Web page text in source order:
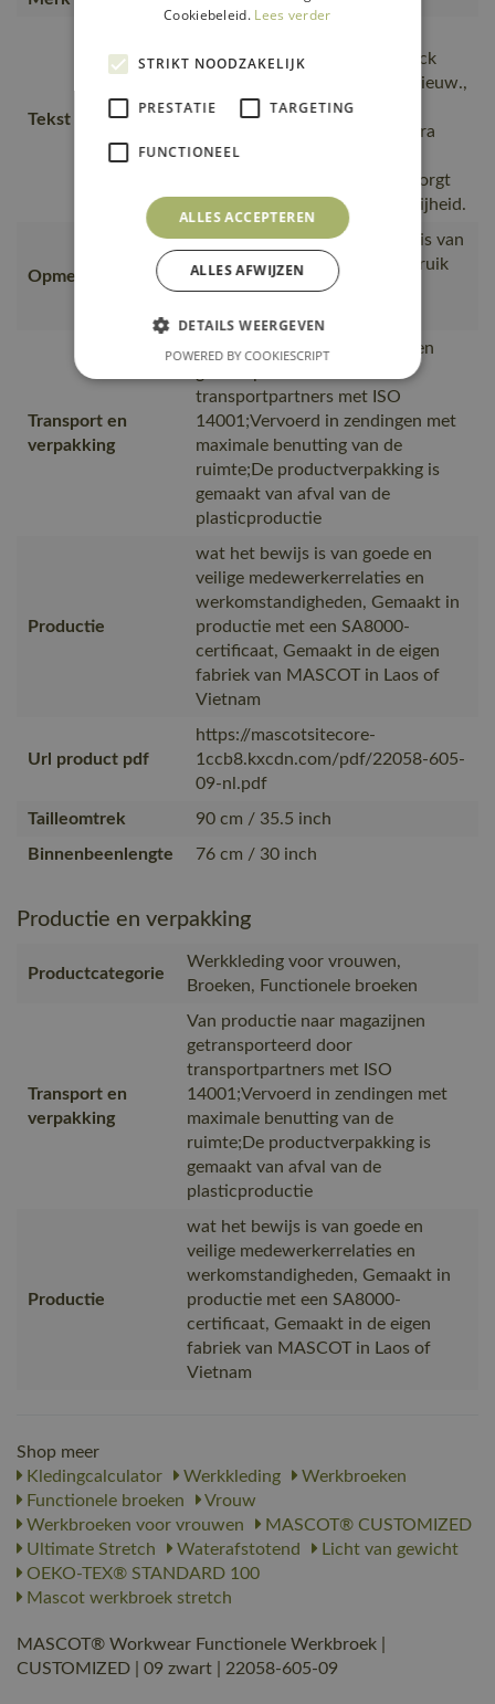
Tekst usp
spijkerzakken toe met het Click
Pocket System., elke dag opnieuw.,
Water- en vuilafstotende
oppervlaktebehandeling., Extra
ventilatie geeft u maximaal
comfort, ultralichte stretch zorgt
voor een unieke bewegingsvrijheid.
Opmerking logo
Omdat het product gemaakt is van
stretchmateriaal dient er gebruik
gemaakt te worden van een
Transport en
verpakking
Van productie naar magazijnen
transportpartners met ISO
14001;Vervoerd in zendingen met
maximale benutting van de
ruimte;De productverpakking is
gemaakt van afval van de
plasticproductie
Productie
wat het bewijs is van goede en
veilige medewerkerrelaties en
werkomstandigheden, Gemaakt in
productie met een SA8000-
certificaat, Gemaakt in de eigen
fabriek van MASCOT in Laos of
Vietnam
Url product pdf
https://mascotsitecore-
1ccb8.kxcdn.com/pdf/22058-605-
09-nl.pdf
Tailleomtrek
90 cm / 35.5 inch
Binnenbeenlengte
76 cm / 30 inch
Productie en verpakking
Productcategorie
Werkkleding voor vrouwen,
Broeken, Functionele broeken
Transport en
verpakking
Van productie naar magazijnen
getransporteerd door
transportpartners met ISO
14001;Vervoerd in zendingen met
maximale benutting van de
ruimte;De productverpakking is
gemaakt van afval van de
plasticproductie
Productie
wat het bewijs is van goede en
veilige medewerkerrelaties en
werkomstandigheden, Gemaakt in
productie met een SA8000-
certificaat, Gemaakt in de eigen
fabriek van MASCOT in Laos of
Vietnam
Shop meer
Kledingcalculator
Werkkleding
Werkbroeken
Functionele broeken
Vrouw
Werkbroeken voor vrouwen
MASCOT® CUSTOMIZED
Ultimate Stretch
Waterafstotend
Licht van gewicht
OEKO-TEX® STANDARD 100
Mascot werkbroek stretch
MASCOT® Workwear Functionele Werkbroek |
CUSTOMIZED | 09 zwart | 22058-605-09
Cookiebeleid. Lees verder
STRIKT NOODZAKELIJK
PRESTATIE TARGETING
FUNCTIONEEL
ALLES ACCEPTEREN
ALLES AFWIJZEN
DETAILS WEERGEVEN
POWERED BY COOKIESCRIPT